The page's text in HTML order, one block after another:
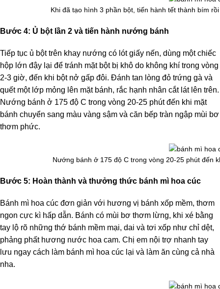
Khi đã tạo hình 3 phần bột, tiến hành tết thành bím
Bước 4: Ủ bột lần 2 và tiến hành nướng bánh
Tiếp tục ủ bột trên khay nướng có lót giấy nến, dùng một chiếc
hộp lớn đậy lại để tránh mặt bột bị khô do không khí trong vòng
2-3 giờ, đến khi bột nở gấp đôi. Đánh tan lòng đỏ trứng gà và
quết một lớp mỏng lên mặt bánh, rắc hạnh nhân cắt lát lên trên.
Nướng bánh ở 175 độ C trong vòng 20-25 phút đến khi mặt
bánh chuyển sang màu vàng sậm và căn bếp tràn ngập mùi bơ
thơm phức.
Nướng bánh ở 175 độ C trong vòng 20-25 phút đến
Bước 5: Hoàn thành và thưởng thức bánh mì hoa cúc
Bánh mì hoa cúc đơn giản với hương vị bánh xốp mềm, thơm
ngon cực kì hấp dẫn. Bánh có mùi bơ thơm lừng, khi xé bằng
tay lộ rõ những thớ bánh mềm mại, dai và tơi xốp như chỉ dệt,
phảng phất hương nước hoa cam. Chị em nội trợ nhanh tay
lưu ngay cách làm bánh mì hoa cúc lại và làm ăn cùng cả nhà
nha.